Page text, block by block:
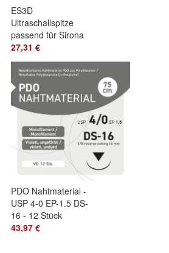
ES3D
Ultraschallspitze
passend für Sirona
27,31 €
PDO Nahtmaterial -
USP 4-0 EP-1.5 DS-
16 - 12 Stück
43,97 €